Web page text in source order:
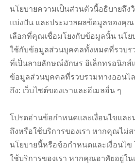
นโยบายความเป็นส่วนตัวนี้อธิบายถึง
แบ่งปัน และประมวลผลข้อมูลของคุ
เลือกที่คุณเชื่อมโยงกับข้อมูลนั้น นโย
ใช้กับข้อมูลส่วนบุคคลทั้งหมดที่รวบร
ที่เป็นลายลักษณ์อักษร อิเล็กทรอนิกส์
ข้อมูลส่วนบุคคลที่รวบรวมทางออนไ
ถึง: เว็บไซต์ของเราและอีเมลอื่น ๆ
โปรดอ่านข้อกำหนดและเงื่อนไขและ
ถึงหรือใช้บริการของเรา หากคุณไม่
นโยบายนี้หรือข้อกำหนดและเงื่อนไข
ใช้บริการของเรา หากคุณอาศัยอยู่ใ